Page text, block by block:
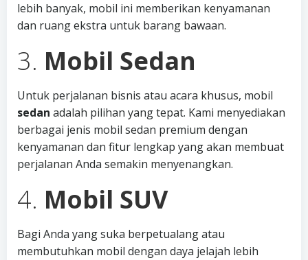
lebih banyak, mobil ini memberikan kenyamanan
dan ruang ekstra untuk barang bawaan.
3. Mobil Sedan
Untuk perjalanan bisnis atau acara khusus, mobil
sedan adalah pilihan yang tepat. Kami menyediakan
berbagai jenis mobil sedan premium dengan
kenyamanan dan fitur lengkap yang akan membuat
perjalanan Anda semakin menyenangkan.
4. Mobil SUV
Bagi Anda yang suka berpetualang atau
membutuhkan mobil dengan daya jelajah lebih